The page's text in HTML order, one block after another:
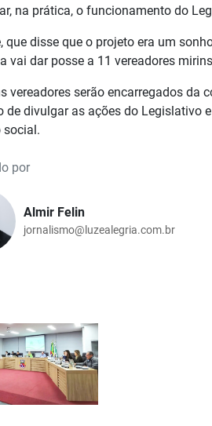
na prática, o funcionamento do
que disse que o projeto era um
vai dar posse a 11 vereadores
vereadores serão encarregados da
de divulgar as ações do Legislativo
social.
por
Almir Felin
jornalismo@luzealegria.com.br